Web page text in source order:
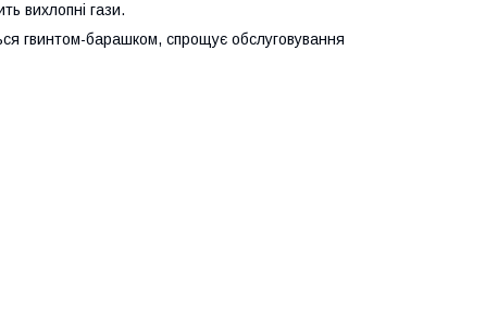
вихлопні гази.
гвинтом-барашком, спрощує обслуговування